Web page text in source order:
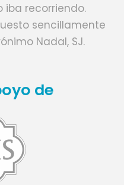
iba recorriendo.
sencillamente
Nadal, SJ.
de